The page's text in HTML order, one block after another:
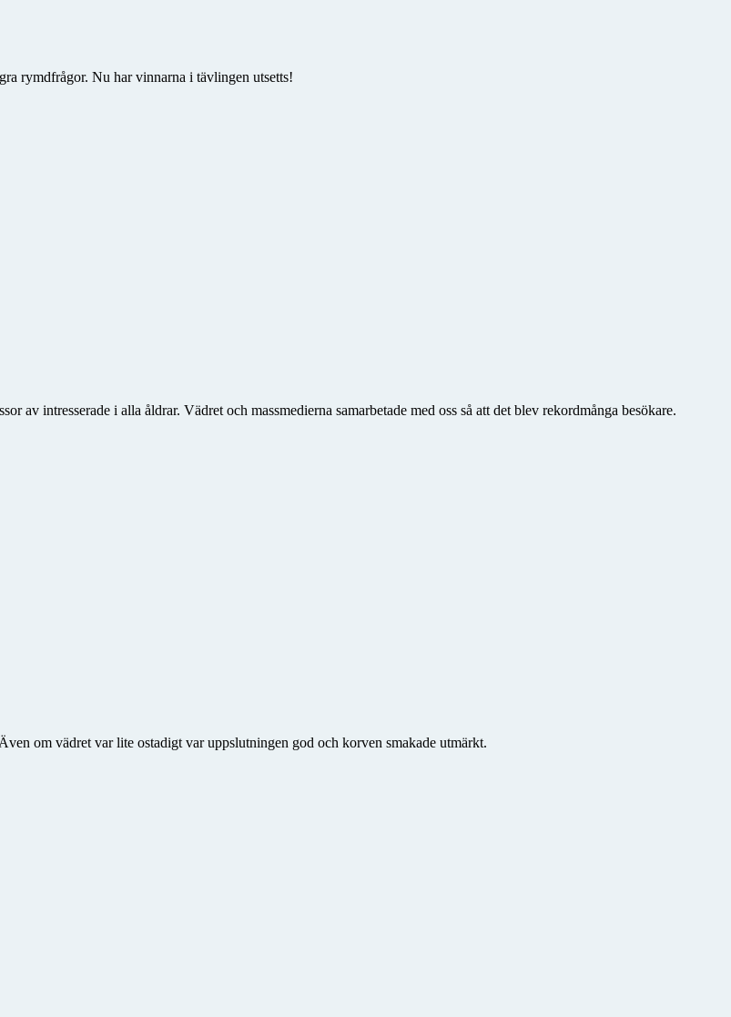
rymdfrågor. Nu har vinnarna i tävlingen utsetts!
av intresserade i alla åldrar. Vädret och massmedierna samarbetade med oss så att det blev rekordmånga besökare.
om vädret var lite ostadigt var uppslutningen god och korven smakade utmärkt.